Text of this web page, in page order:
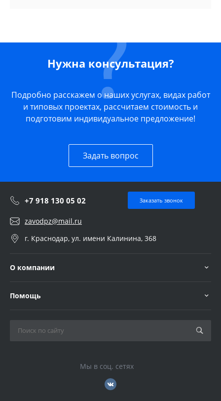
Нужна консультация?
Подробно расскажем о наших услугах, видах работ
и типовых проектах, рассчитаем стоимость и
подготовим индивидуальное предложение!
Задать вопрос
+7 918 130 05 02 Заказать звонок
zavodpz@mail.ru
г. Краснодар, ул. имени Калинина, 368
О компании
Помощь
Мы в соц. сетях